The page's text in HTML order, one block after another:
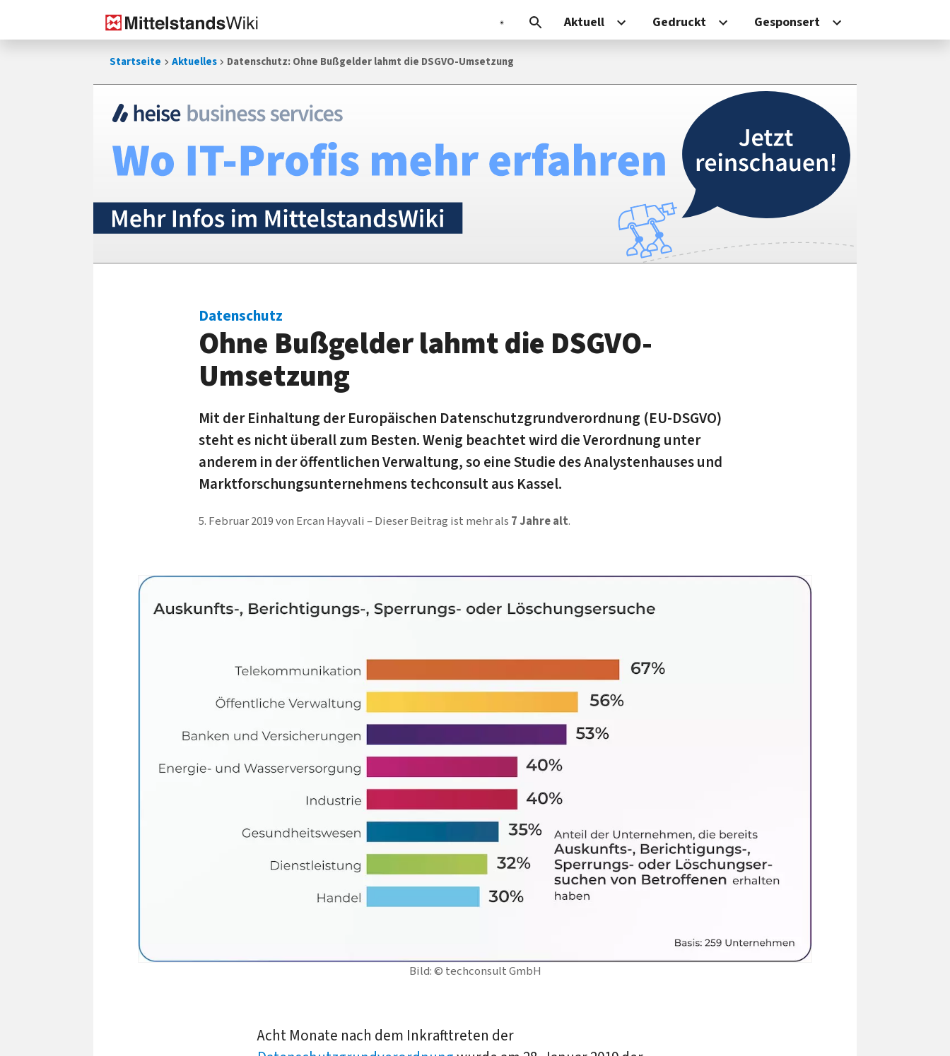
Aktuell Gedruckt Gesponsert
Startseite Aktuelles Datenschutz: Ohne Buß­gelder lahmt die DSGVO-Umsetzung
Bild: © techconsult GmbH
Datenschutz
Ohne Buß­gelder lahmt die DSGVO-
Umsetzung
Mit der Ein­haltung der Europäischen Daten­schutz­grund­verordnung (EU-DSGVO)
steht es nicht überall zum Besten. Wenig be­achtet wird die Ver­ordnung unter
anderem in der öffent­lichen Ver­waltung, so eine Studie des Analysten­hauses und
Markt­forschungs­unter­nehmens tech­consult aus Kassel.
5. Februar 2019von Ercan Hayvali Dieser Beitrag ist mehr als 7 Jahre alt.
Acht Monate nach dem Inkrafttreten der